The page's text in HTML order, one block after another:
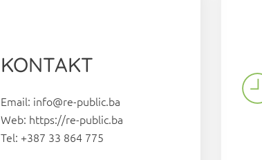
KONTAKT
Email: info@re-public.ba
Web: https://re-public.ba
Tel: +387 33 864 775